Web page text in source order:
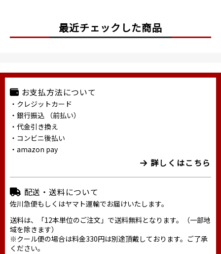
最近チェックした商品
お支払方法について
・クレジットカード
・銀行振込 （前払い）
・代金引き換え
・コンビニ後払い
・amazon pay
詳しくはこちら
配送・送料について
佐川急便もしくはヤマト運輸でお届けいたします。
送料は、「12本単位のご注文」で送料無料となります。（一部地
域を除きます）
※クール便の場合は料金330円は別途頂戴しております。ご了承
ください。